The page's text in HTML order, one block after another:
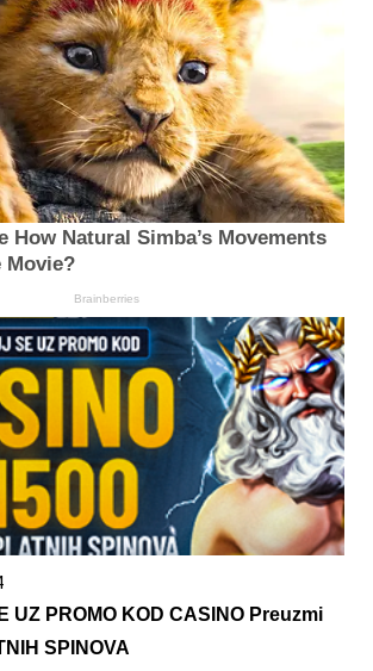
How Natural Simba’s Movements
Movie?
Brainberries
UZ PROMO KOD CASINO Preuzmi
SPINOVA